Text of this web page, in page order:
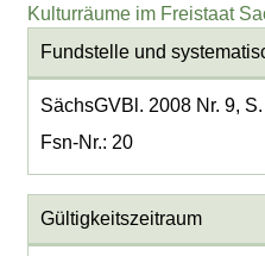
Kulturräume im Freistaat
Fundstelle und
SächsGVBl. 2008 Nr. 9,
Fsn-Nr.: 20
Gültigkeitszeitraum